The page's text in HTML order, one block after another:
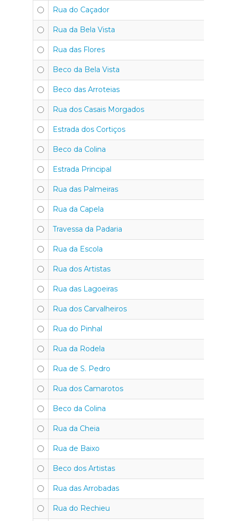
Rua do Caçador
Rua da Bela Vista
Rua das Flores
Beco da Bela Vista
Beco das Arroteias
Rua dos Casais Morgados
Estrada dos Cortiços
Beco da Colina
Estrada Principal
Rua das Palmeiras
Rua da Capela
Travessa da Padaria
Rua da Escola
Rua dos Artistas
Rua das Lagoeiras
Rua dos Carvalheiros
Rua do Pinhal
Rua da Rodela
Rua de S. Pedro
Rua dos Camarotos
Beco da Colina
Rua da Cheia
Rua de Baixo
Beco dos Artistas
Rua das Arrobadas
Rua do Rechieu